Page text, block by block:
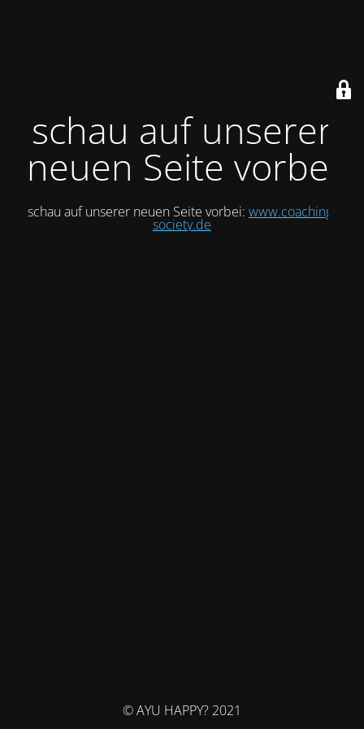
schau auf unserer
neuen Seite vorbei
schau auf unserer neuen Seite vorbei: www.coaching-
society.de
© AYU HAPPY? 2021